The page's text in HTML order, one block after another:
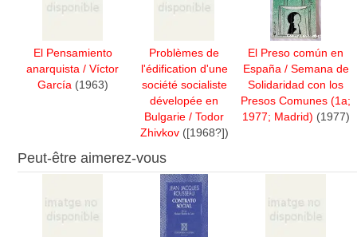
El Pensamiento
anarquista / Víctor
García (1963)
Problèmes de
l'édification d'une
société socialiste
dévelopée en
Bulgarie / Todor
Zhivkov([1968?])
El Preso común en
España / Semana de
Solidaridad con los
Presos Comunes (1a;
1977; Madrid) (1977)
Peut-être aimerez-vous